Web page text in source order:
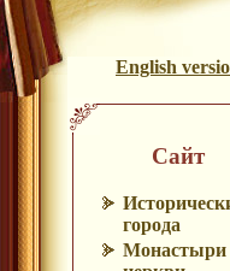
English
Сайт
города
Монастыри